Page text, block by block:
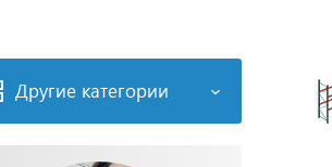
Другие категории